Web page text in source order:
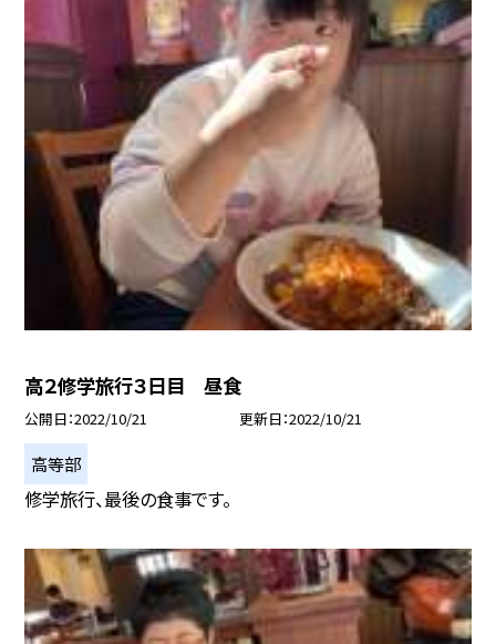
高２修学旅行３日目 昼食
公開日 2022/10/21 更新日 2022/10/21
高等部
修学旅行、最後の食事です。